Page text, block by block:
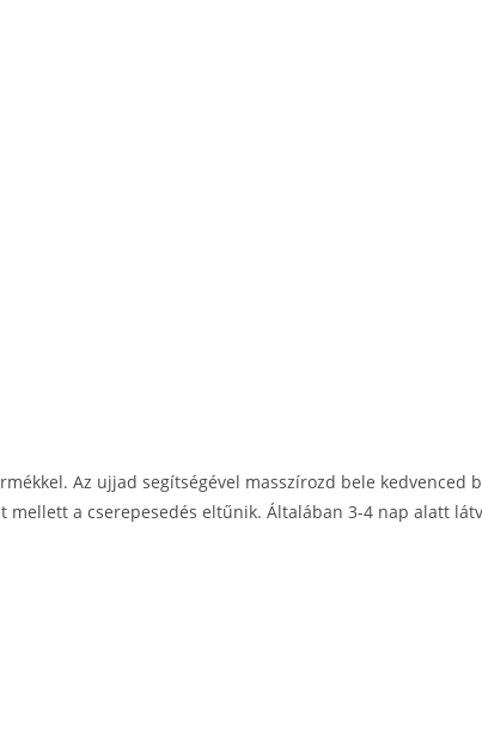
Az ujjad segítségével masszírozd bele kedvenced
a cserepesedés eltűnik. Általában 3-4 nap alatt